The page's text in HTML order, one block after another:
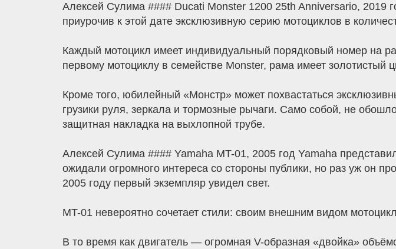
Алексей Сулима #### Ducati Monster 1200 25th Anniversario, 2019
приурочив к этой дате эксклюзивную серию мотоциклов в
Каждый мотоцикл имеет индивидуальный порядковый номер на
первому мотоциклу в семействе Monster, рама имеет золотистый
Кроме того, юбилейный «Монстр» может похвастаться
грузики руля, зеркала и тормозные рычаги. Само собой, не
защитная накладка на выхлопной трубе.
Алексей Сулима #### Yamaha MT-01, 2005 год Yamaha
ожидали огромного интереса со стороны публики, но раз уж он
2005 году первый экземпляр увидел свет.
MT-01 невероятно сочетает стили: своим внешним видом
В то время как двигатель — огромная V-образная «двойка»